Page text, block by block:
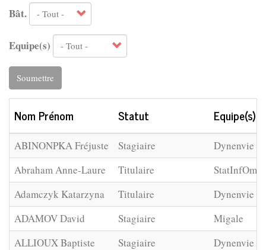
Bât.
Equipe(s)
Soumettre
Nom Prénom Statut Equipe(s)
ABINONPKA Fréjuste Stagiaire
Dynenvie
Abraham Anne-Laure
Titulaire
Adamczyk Katarzyna
Titulaire
Dynenvie
ADAMOV David
Stagiaire
Migale
ALLIOUX Baptiste
Stagiaire
Dynenvie